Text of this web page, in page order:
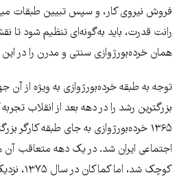
فروش نیروی کار، و سپس تبیین طبقات
رانت قدرت، باید به‌گونه‌ای تنظیم شود تا
همان خرده‌بورژوازی سنتی و مدرن را در
توجه به طبقه خرده‌بورژوازی به ویژه از
بزرگترین رشد را در دهه بعد از انقلاب
۱۳۶۵ خرده‌بورژوازی به جای طبقه کارگر
اجتماعی ایران شد. در یک دهه متعاقب آن
کوچک شد،